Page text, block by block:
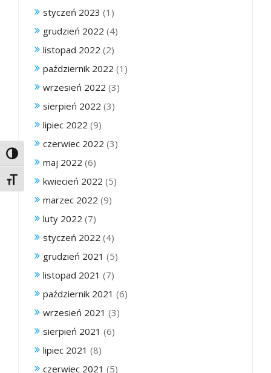
Toggle High Contrast
Toggle Font size
styczeń 2023 (1)
grudzień 2022 (4)
listopad 2022 (2)
październik 2022 (1)
wrzesień 2022 (3)
sierpień 2022 (3)
lipiec 2022 (9)
czerwiec 2022 (3)
maj 2022 (6)
kwiecień 2022 (5)
marzec 2022 (9)
luty 2022 (7)
styczeń 2022 (4)
grudzień 2021 (5)
listopad 2021 (7)
październik 2021 (6)
wrzesień 2021 (3)
sierpień 2021 (6)
lipiec 2021 (8)
czerwiec 2021 (5)